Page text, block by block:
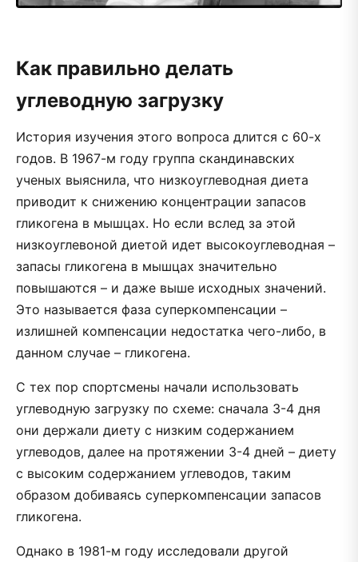
Как правильно делать
углеводную загрузку
История изучения этого вопроса длится с 60-х
годов. В 1967-м году группа скандинавских
ученых выяснила, что низкоуглеводная диета
приводит к снижению концентрации запасов
гликогена в мышцах. Но если вслед за этой
низкоуглевоной диетой идет высокоуглеводная –
запасы гликогена в мышцах значительно
повышаются – и даже выше исходных значений.
Это называется фаза суперкомпенсации –
излишней компенсации недостатка чего-либо, в
данном случае – гликогена.
С тех пор спортсмены начали использовать
углеводную загрузку по схеме: сначала 3-4 дня
они держали диету с низким содержанием
углеводов, далее на протяжении 3-4 дней – диету
с высоким содержанием углеводов, таким
образом добиваясь суперкомпенсации запасов
гликогена.
Однако в 1981-м году исследовали другой